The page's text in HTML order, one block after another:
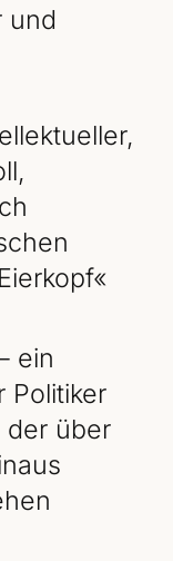
und
ein
Politiker
der über